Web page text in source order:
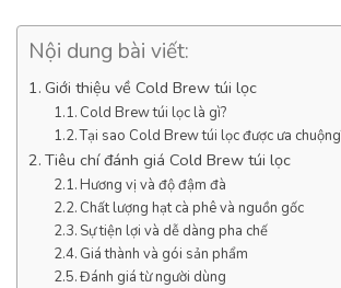
Nội dung bài viết:
Giới thiệu về Cold Brew túi lọc
Cold Brew túi lọc là gì?
Tại sao Cold Brew túi lọc được ưa
Tiêu chí đánh giá Cold Brew túi lọc
Hương vị và độ đậm đà
Chất lượng hạt cà phê và nguồn gốc
Sự tiện lợi và dễ dàng pha chế
Giá thành và gói sản phẩm
Đánh giá từ người dùng